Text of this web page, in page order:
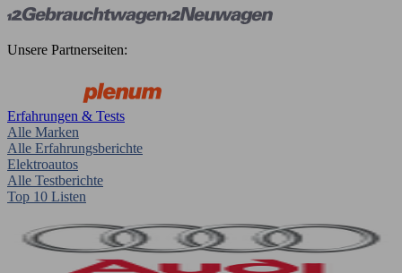
Unsere Partnerseiten:
Erfahrungen & Tests
Alle Marken
Alle Erfahrungsberichte
Elektroautos
Alle Testberichte
Top 10 Listen